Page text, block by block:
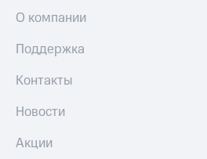
О компании
Поддержка
Контакты
Новости
Акции